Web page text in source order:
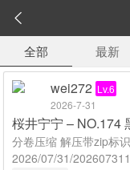

全部
最新
wei272 Lv.6
2026-7-31
桜井宁宁 – NO.174
分卷压缩 解压带zip标
2026/07/31/